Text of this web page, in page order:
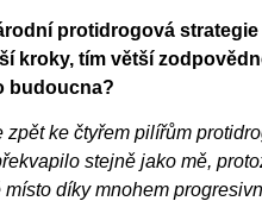
protidrogová
kroky, tím větší
budoucna?
ke čtyřem pilířům
stejně jako mě,
díky mnohem